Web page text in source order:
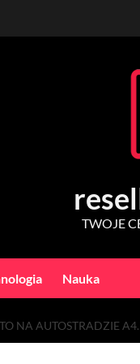
TWOJE
Nauka
NA AUTOSTRADZIE